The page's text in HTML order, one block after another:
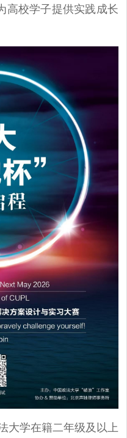
高校学子提供实践成长
学在籍二年级及以上